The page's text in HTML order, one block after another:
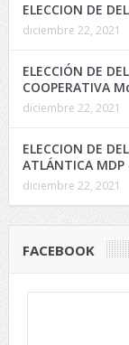
ELECCION DE
diciembre 22, 2021
ELECCIÓN DE
COOPERATIVA
diciembre 22, 2021
ELECCION DE
ATLÁNTICA MDP
diciembre 22, 2021
FACEBOOK